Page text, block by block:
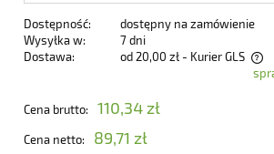
Dostępność:
dostępny na zamówienie
Wysyłka w:
7 dni
Dostawa:
od 20,00 zł - Kurier GLS
Cena nie zawiera ewentualnych kosztów
Cena brutto: 110,34 zł
Cena netto: 89,71 zł